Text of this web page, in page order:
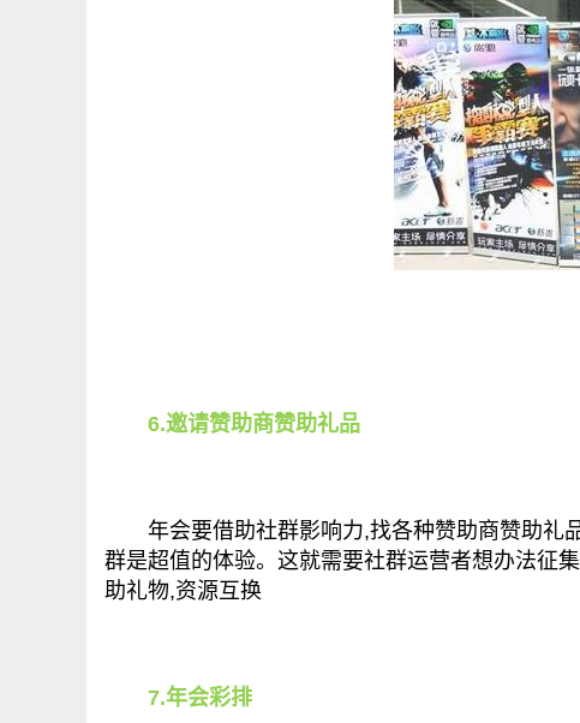
6.邀请赞助商赞助礼品
年会要借助社群影响力,找各种赞助商赞助礼
群是超值的体验。这就需要社群运营者想办法征
助礼物,资源互换
7.年会彩排